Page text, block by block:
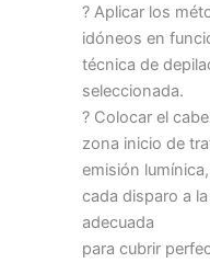
? Aplicar los
idóneos en
técnica de
seleccionada.
? Colocar el
zona inicio de
emisión
cada disparo a
adecuada
para cubrir